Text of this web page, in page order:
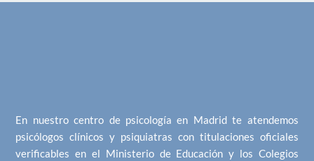
En nuestro centro de psicología en Madrid te atendemos
psicólogos clínicos y psiquiatras con titulaciones oficiales
verificables en el Ministerio de Educación y los Colegios